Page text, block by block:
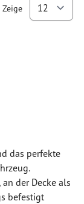
Zeige
das perfekte
der Decke als
befestigt